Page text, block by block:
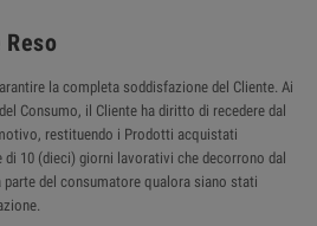
la completa soddisfazione del Cliente. Ai
Consumo, il Cliente ha diritto di recedere dal
restituendo i Prodotti acquistati
10 (dieci) giorni lavorativi che decorrono dal
del consumatore qualora siano stati